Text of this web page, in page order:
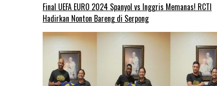
Final UEFA EURO 2024 Spanyol vs Inggris Memanas! RCTI
Hadirkan Nonton Bareng di Serpong